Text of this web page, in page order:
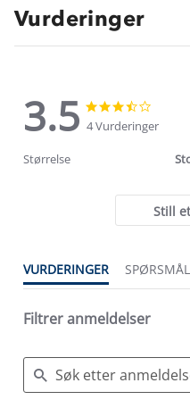
Vurderinger
3.5
3.5
star
rating
star
4 Vurderinger
Størrelse
Still
VURDERINGER SPØRSMÅL
Filtrer anmeldelser